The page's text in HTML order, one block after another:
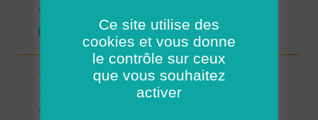
Aide-soignant.e Limogne en Quercy (H/F)
Ce site utilise des
cookies et vous donne
le contrôle sur ceux
que vous souhaitez
activer